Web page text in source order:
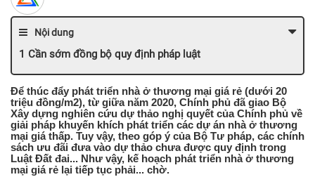
Nội dung
Cần sớm đồng bộ quy định pháp luật
Để thúc đẩy phát triển nhà ở thương mại giá rẻ (dưới 20
triệu đồng/m2), từ giữa năm 2020, Chính phủ đã giao Bộ
Xây dựng nghiên cứu dự thảo nghị quyết của Chính phủ về
giải pháp khuyến khích phát triển các dự án nhà ở thương
mại giá thấp. Tuy vậy, theo góp ý của Bộ Tư pháp, các chính
sách ưu đãi đưa vào dự thảo chưa được quy định trong
Luật Đất đai... Như vậy, kế hoạch phát triển nhà ở thương
mại giá rẻ lại tiếp tục phải... chờ.